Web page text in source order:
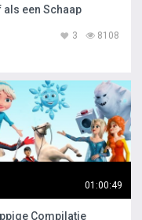
als een Schaap
8108
3
01:00:49
Compilatie